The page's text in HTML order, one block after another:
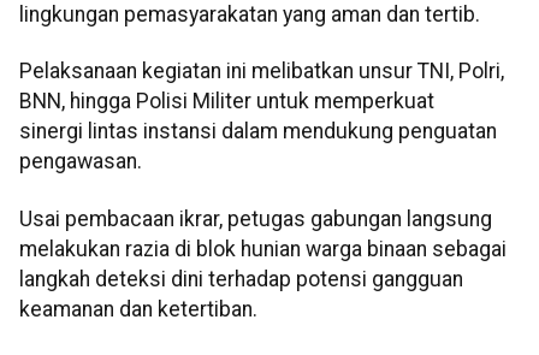
lingkungan pemasyarakatan yang aman dan tertib.
Pelaksanaan kegiatan ini melibatkan unsur TNI, Polri,
BNN, hingga Polisi Militer untuk memperkuat
sinergi lintas instansi dalam mendukung penguatan
pengawasan.
Usai pembacaan ikrar, petugas gabungan langsung
melakukan razia di blok hunian warga binaan sebagai
langkah deteksi dini terhadap potensi gangguan
keamanan dan ketertiban.